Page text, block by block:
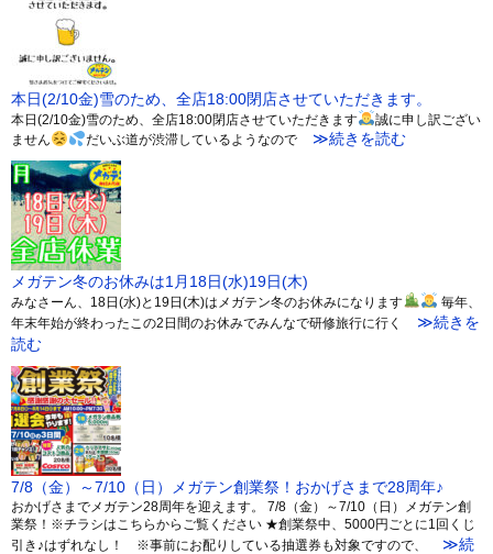
本日(2/10金)雪のため、全店18:00閉店させていただきます。
本日(2/10金)雪のため、全店18:00閉店させていただきます
誠に申し訳ござい
ません
だいぶ道が渋滞しているようなので≫続きを読む
メガテン冬のお休みは1月18日(水)19日(木)
みなさーん、18日(水)と19日(木)はメガテン冬のお休みになります
毎年、
年末年始が終わったこの2日間のお休みでみんなで研修旅行に行く
≫続きを
読む
7/8（金）～7/10（日）メガテン創業祭！おかげさまで28周年♪
おかげさまでメガテン28周年を迎えます。 7/8（金）～7/10（日）メガテン創
業祭！※チラシはこちらからご覧ください ★創業祭中、5000円ごとに1回くじ
引き♪はずれなし！ ※事前にお配りしている抽選券も対象ですので、
≫続